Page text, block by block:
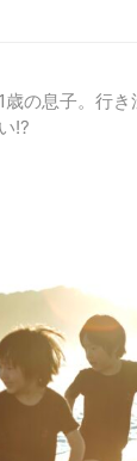
の息子。行き
!?